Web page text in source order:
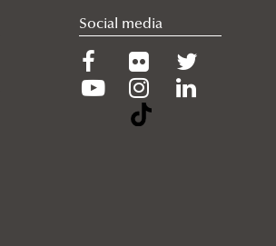
Social media